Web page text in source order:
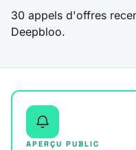
30 appels d'offres
Deepbloo.
APERÇU PUBLIC